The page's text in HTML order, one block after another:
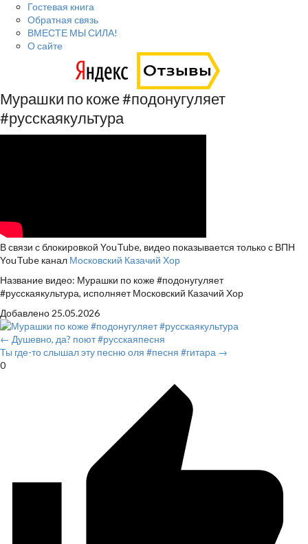
Гостевая книга
Обратная связь
ВМЕСТЕ МЫ СИЛА!
О сайте
Мурашки по коже #подонугуляет
#русскаякультура
В связи с блокировкой YouTube, видео показывается только с ВПН
YouTube канал Московский Казачий Хор
Название видео: Мурашки по коже #подонугуляет
#русскаякультура, исполняет Московский Казачий Хор
Добавлено 25.05.2026
← Душевно, да? поют #русскаяпесня
Ты где-то слышал эту песню оля #песня #гитара →
0